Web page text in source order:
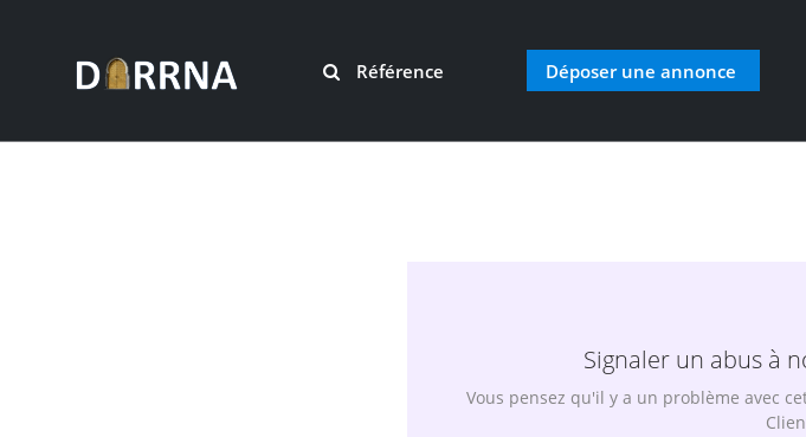
Référence Déposer une annonce
Signaler un abus à
Vous pensez qu'il y a un problème avec